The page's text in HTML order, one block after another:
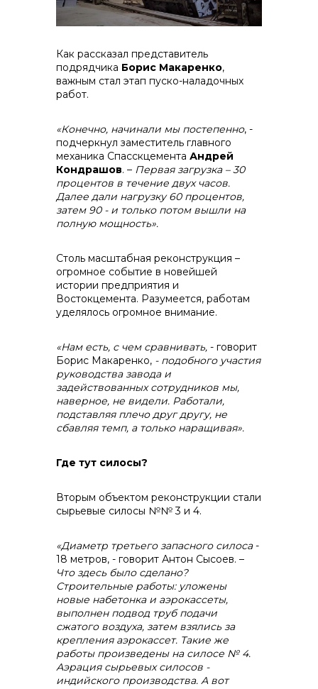
Как рассказал представитель
подрядчика Борис Макаренко,
важным стал этап пуско-наладочных
работ.
«Конечно, начинали мы постепенно, -
подчеркнул заместитель главного
механика Спасскцемента Андрей
Кондрашов. – Первая загрузка – 30
процентов в течение двух часов.
Далее дали нагрузку 60 процентов,
затем 90 - и только потом вышли на
полную мощность».
Столь масштабная реконструкция –
огромное событие в новейшей
истории предприятия и
Востокцемента. Разумеется, работам
уделялось огромное внимание.
«Нам есть, с чем сравнивать, - говорит
Борис Макаренко, - подобного участия
руководства завода и
задействованных сотрудников мы,
наверное, не видели. Работали,
подставляя плечо друг другу, не
сбавляя темп, а только наращивая».
Где тут силосы?
Вторым объектом реконструкции стали
сырьевые силосы №№ 3 и 4.
«Диаметр третьего запасного силоса-
18 метров, - говорит Антон Сысоев. –
Что здесь было сделано?
Строительные работы: уложены
новые набетонка и аэрокассеты,
выполнен подвод труб подачи
сжатого воздуха, затем взялись за
крепления аэрокассет. Такие же
работы произведены на силосе № 4.
Аэрация сырьевых силосов -
индийского производства. А вот